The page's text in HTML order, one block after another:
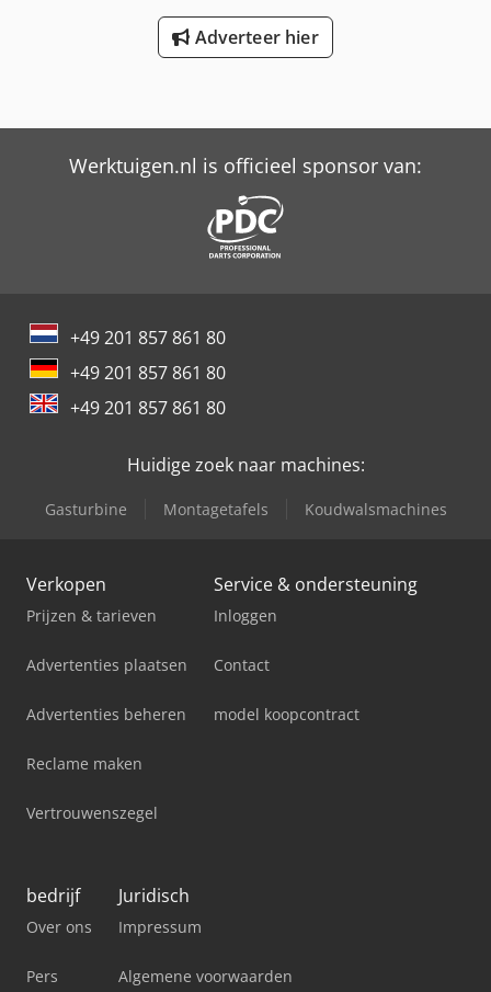
Adverteer hier
Werktuigen.nl is officieel sponsor van:
+49 201 857 861 80
+49 201 857 861 80
+49 201 857 861 80
Huidige zoek naar machines:
Gasturbine Montagetafels Koudwalsmachines
Verkopen
Prijzen & tarieven
Advertenties plaatsen
Advertenties beheren
Reclame maken
Vertrouwenszegel
Service & ondersteuning
Inloggen
Contact
model koopcontract
bedrijf
Over ons
Pers
Juridisch
Impressum
Algemene voorwaarden